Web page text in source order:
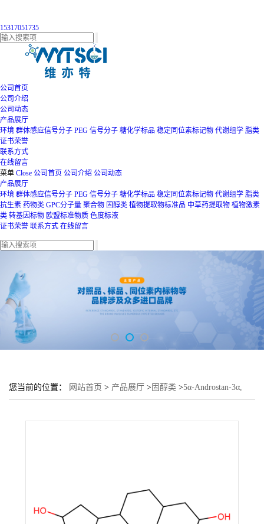
15317051735
公司首页
公司介绍
公司动态
产品展厅
环境 群体感应信号分子 PEG 信号分子 糖化学标品 稳定同位素标记物 代谢组学 脂类
证书荣誉
联系方式
在线留言
菜单 Close 公司首页 公司介绍 公司动态
产品展厅
环境 群体感应信号分子 PEG 信号分子 糖化学标品 稳定同位素标记物 代谢组学 脂类
抗生素 药物类 GPC分子量 聚合物 固醇类 植物提取物标准品 中草药提取物 植物激素
类 转基因标物 欧盟标准物质 色度标液
证书荣誉 联系方式 在线留言
您当前的位置： 网站首页 > 产品展厅 > 固醇类 >5α-Androstan-3α,